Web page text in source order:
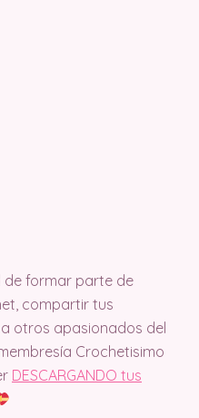
de formar parte de
compartir tus
otros apasionados del
Crochetisimo
DESCARGANDO tus